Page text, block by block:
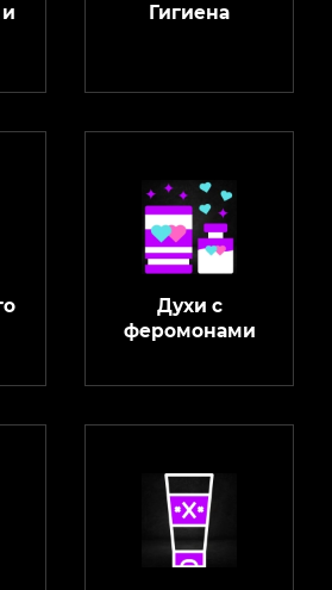
Гигиена
Духи с
феромонами